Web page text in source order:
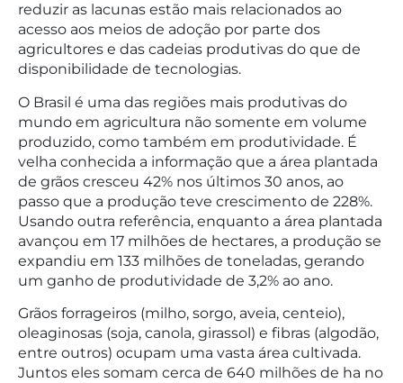
reduzir as lacunas estão mais relacionados ao
acesso aos meios de adoção por parte dos
agricultores e das cadeias produtivas do que de
disponibilidade de tecnologias.
O Brasil é uma das regiões mais produtivas do
mundo em agricultura não somente em volume
produzido, como também em produtividade. É
velha conhecida a informação que a área plantada
de grãos cresceu 42% nos últimos 30 anos, ao
passo que a produção teve crescimento de 228%.
Usando outra referência, enquanto a área plantada
avançou em 17 milhões de hectares, a produção se
expandiu em 133 milhões de toneladas, gerando
um ganho de produtividade de 3,2% ao ano.
Grãos forrageiros (milho, sorgo, aveia, centeio),
oleaginosas (soja, canola, girassol) e fibras (algodão,
entre outros) ocupam uma vasta área cultivada.
Juntos eles somam cerca de 640 milhões de ha no